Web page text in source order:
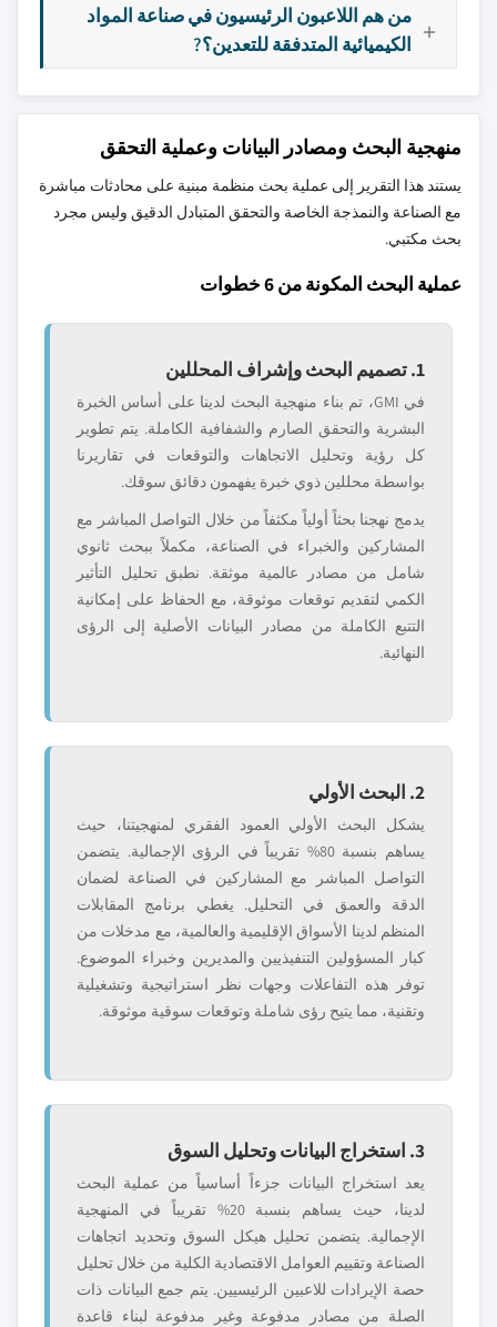
من هم اللاعبون الرئيسيون في صناعة المواد
الكيميائية المتدفقة للتعدين؟?
منهجية البحث ومصادر البيانات وعملية التحقق
يستند هذا التقرير إلى عملية بحث منظمة مبنية على محادثات مباشرة
مع الصناعة والنمذجة الخاصة والتحقق المتبادل الدقيق وليس مجرد
بحث مكتبي.
عملية البحث المكونة من 6 خطوات
1. تصميم البحث وإشراف المحللين
في GMI، تم بناء منهجية البحث لدينا على أساس الخبرة
البشرية والتحقق الصارم والشفافية الكاملة. يتم تطوير
كل رؤية وتحليل الاتجاهات والتوقعات في تقاريرنا
بواسطة محللين ذوي خبرة يفهمون دقائق سوقك.
يدمج نهجنا بحثاً أولياً مكثفاً من خلال التواصل المباشر مع
المشاركين والخبراء في الصناعة، مكملاً ببحث ثانوي
شامل من مصادر عالمية موثقة. نطبق تحليل التأثير
الكمي لتقديم توقعات موثوقة، مع الحفاظ على إمكانية
التتبع الكاملة من مصادر البيانات الأصلية إلى الرؤى
النهائية.
2. البحث الأولي
يشكل البحث الأولي العمود الفقري لمنهجيتنا، حيث
يساهم بنسبة 80% تقريباً في الرؤى الإجمالية. يتضمن
التواصل المباشر مع المشاركين في الصناعة لضمان
الدقة والعمق في التحليل. يغطي برنامج المقابلات
المنظم لدينا الأسواق الإقليمية والعالمية، مع مدخلات من
كبار المسؤولين التنفيذيين والمديرين وخبراء الموضوع.
توفر هذه التفاعلات وجهات نظر استراتيجية وتشغيلية
وتقنية، مما يتيح رؤى شاملة وتوقعات سوقية موثوقة.
3. استخراج البيانات وتحليل السوق
يعد استخراج البيانات جزءاً أساسياً من عملية البحث
لدينا، حيث يساهم بنسبة 20% تقريباً في المنهجية
الإجمالية. يتضمن تحليل هيكل السوق وتحديد اتجاهات
الصناعة وتقييم العوامل الاقتصادية الكلية من خلال تحليل
حصة الإيرادات للاعبين الرئيسيين. يتم جمع البيانات ذات
الصلة من مصادر مدفوعة وغير مدفوعة لبناء قاعدة